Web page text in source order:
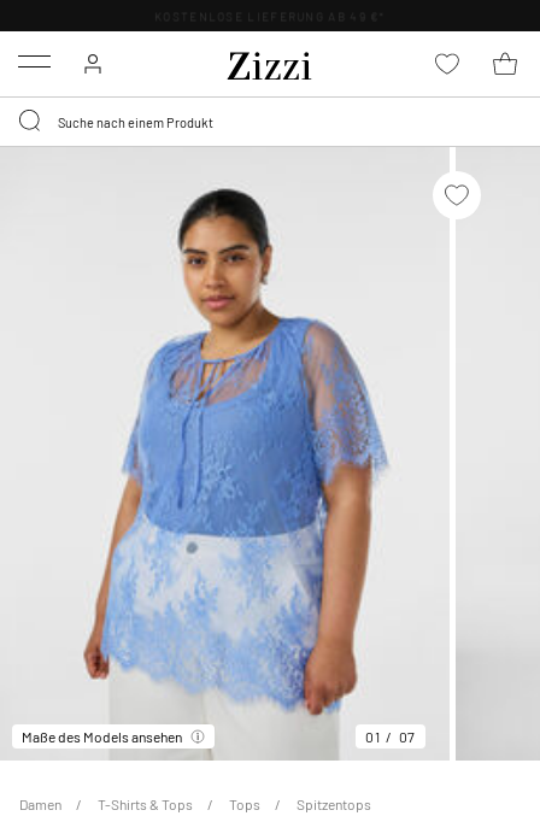
KOSTENLOSE LIEFERUNG AB 49 €*
Menu
Maße des Models ansehen 01 07
Damen T-Shirts & Tops Tops Spitzentops